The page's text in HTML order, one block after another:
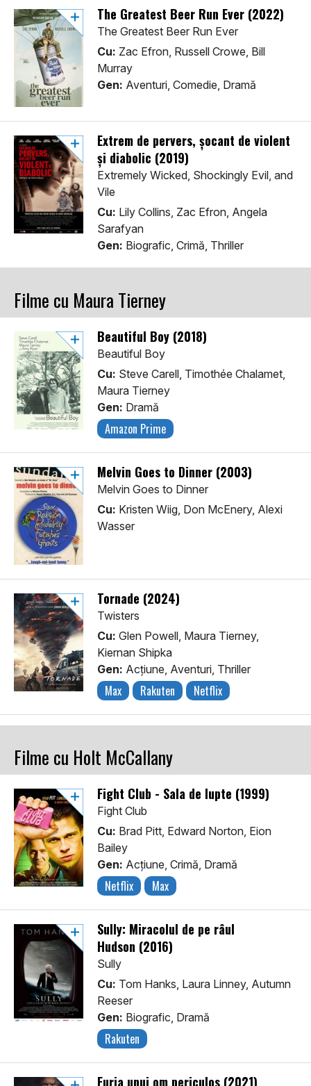
The Greatest Beer Run Ever (2022)
The Greatest Beer Run Ever
Cu: Zac Efron, Russell Crowe, Bill
Murray
Gen: Aventuri, Comedie, Dramă
Extrem de pervers, șocant de violent
și diabolic (2019)
Extremely Wicked, Shockingly Evil, and
Vile
Cu: Lily Collins, Zac Efron, Angela
Sarafyan
Gen: Biografic, Crimă, Thriller
Filme cu Maura Tierney
Beautiful Boy (2018)
Beautiful Boy
Cu: Steve Carell, Timothée Chalamet,
Maura Tierney
Gen: Dramă
Amazon Prime
Melvin Goes to Dinner (2003)
Melvin Goes to Dinner
Cu: Kristen Wiig, Don McEnery, Alexi
Wasser
Tornade (2024)
Twisters
Cu: Glen Powell, Maura Tierney,
Kiernan Shipka
Gen: Acţiune, Aventuri, Thriller
Max Rakuten Netflix
Filme cu Holt McCallany
Fight Club - Sala de lupte (1999)
Fight Club
Cu: Brad Pitt, Edward Norton, Eion
Bailey
Gen: Acţiune, Crimă, Dramă
Netflix Max
Sully: Miracolul de pe râul
Hudson (2016)
Sully
Cu: Tom Hanks, Laura Linney, Autumn
Reeser
Gen: Biografic, Dramă
Rakuten
Furia unui om periculos (2021)